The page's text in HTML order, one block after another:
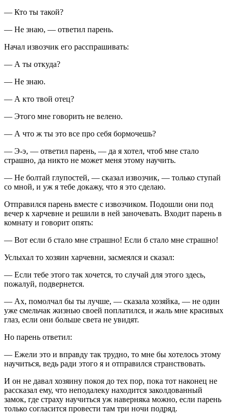
— Кто ты такой?
— Не знаю, — ответил парень.
Начал извозчик его расспрашивать:
— А ты откуда?
— Не знаю.
— А кто твой отец?
— Этого мне говорить не велено.
— А что ж ты это все про себя бормочешь?
— Э-э, — ответил парень, — да я хотел, чтоб мне стало
страшно, да никто не может меня этому научить.
— Не болтай глупостей, — сказал извозчик, — только ступай
со мной, и уж я тебе докажу, что я это сделаю.
Отправился парень вместе с извозчиком. Подошли они под
вечер к харчевне и решили в ней заночевать. Входит парень в
комнату и говорит опять:
— Вот если б стало мне страшно! Если б стало мне страшно!
Услыхал то хозяин харчевни, засмеялся и сказал:
— Если тебе этого так хочется, то случай для этого здесь,
пожалуй, подвернется.
— Ах, помолчал бы ты лучше, — сказала хозяйка, — не один
уже смельчак жизнью своей поплатился, и жаль мне красивых
глаз, если они больше света не увидят.
Но парень ответил:
— Ежели это и вправду так трудно, то мне бы хотелось этому
научиться, ведь ради этого я и отправился странствовать.
И он не давал хозяину покоя до тех пор, пока тот наконец не
рассказал ему, что неподалеку находится заколдованный
замок, где страху научиться уж наверняка можно, если парень
только согласится провести там три ночи подряд.